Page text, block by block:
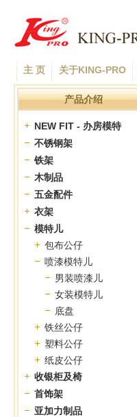
主 页 关于KING-PRO
产品介绍
NEW FIT - 办房模特
不锈钢架
铁架
木制品
五金配件
衣架
模特儿
包布公仔
喷漆模特儿
男装喷漆儿
女装模特儿
底盘
铁丝公仔
塑料公仔
纸皮公仔
收银柜及椅
首饰架
亚加力制品